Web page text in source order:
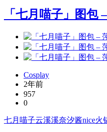
「七月喵子」图包
Cosplay
2年前
957
0
七月喵子云溪溪奈汐酱nice火